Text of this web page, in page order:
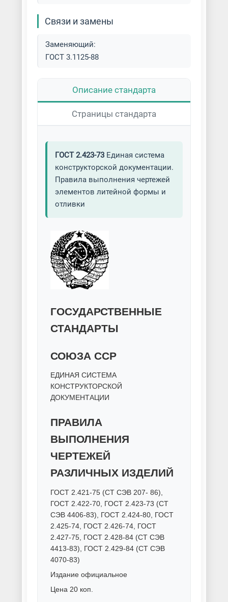
Литье с вакуумно-плёночной
Литье с вакуумной формовкой
Литье со стопочной формовкой
Литье цветных металлов
Литье чугуна
Художественное литье
Центробежное литье
Центробежное электрошлаковое
литье (ЦЭШЛ)
Чугунолитейное производство
Электрошлаковое литье (ЭШЛ)
Связи и замены
Заменяющий:
ГОСТ 3.1125-88
Описание стандарта
Страницы стандарта
ГОСТ 2.423-73Единая система
конструкторской документации.
Правила выполнения чертежей
элементов литейной формы и
отливки